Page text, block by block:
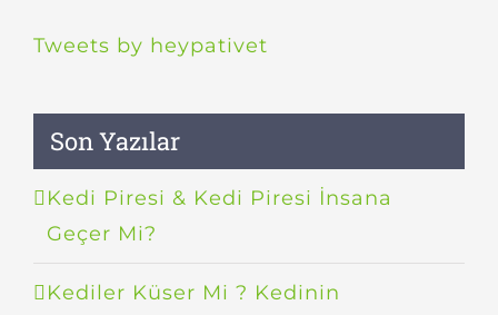
Tweets by heypativet
Son Yazılar
Kedi Piresi & Kedi Piresi İnsana
Geçer Mi?
Kediler Küser Mi ? Kedinin